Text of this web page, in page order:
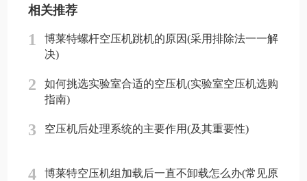
相关推荐
1
博莱特螺杆空压机跳机的原因(采用排除法一一解
决)
2
如何挑选实验室合适的空压机(实验室空压机选购
指南)
3 空压机后处理系统的主要作用(及其重要性)
4 博莱特空压机组加载后一直不卸载怎么办(常见原